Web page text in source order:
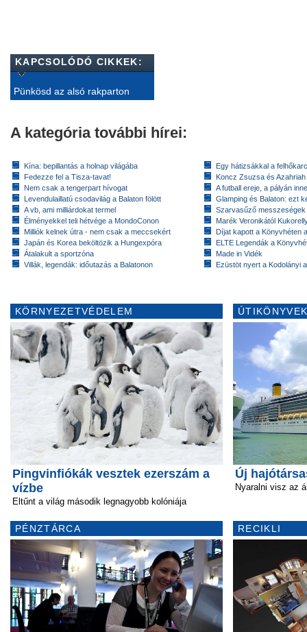
KAPCSOLÓDÓ CIKKEK:
Pünkösd az alsó rakparton
A kategória további hírei:
Kína: bepillantás a holnap világába
Fedezze fel a Tisza-tavat!
Nem csak a tengerpart hívogat
Levendulaillatú csodavilág a Balaton fölött
A vb, ami milliárdokat termel
Élményekkel teli hétvége a MondoConon
Milliók kelnek útra - nem csak a meccsekért
Japán és Korea beköltözik a Hungexpóra
Átalakult a sportzóna
Villák, legendák: időutazás a Balatonon
Egy hátizsákkal a
Koncz Zsuzsa és
A futball ereje, a pályán
Glamping és Balaton: ezt
Szarvasűző messzeségek
Marék Veronikától
Díjat kapott a Könyvhéten
ELTE Legendák a
Made in Vidék
Ezüstöt nyert a Kodolányi
KÖRNYEZETVÉDELEM
Pingvinfiókák vesztek ezerszám a
vízbe
Eltűnt a világ második legnagyobb kolóniája
PÉNZTÁRCA
Új
Nyaralni visz az
RECIKLI